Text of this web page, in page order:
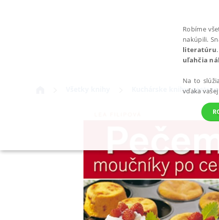
Kuchárske knihy,
Robíme
nakúpili.
literatúru
uľahčia
Na to
vďaka
POTREBNÉ
Nevyhnutné súbory cookie umožňujú základné funkcie